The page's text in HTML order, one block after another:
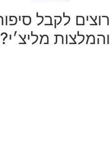
רוצים לקבל
והמלצות מליצ׳י?